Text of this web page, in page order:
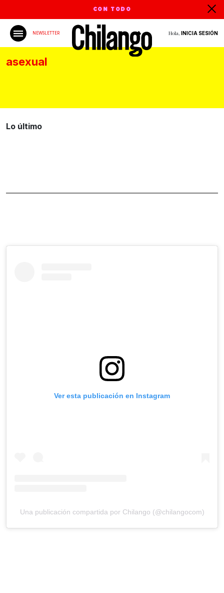
CON TODO
NEWSLETTER Hola, INICIA SESIÓN
asexual
Lo último
Ver esta publicación en Instagram
Una publicación compartida por Chilango (@chilangocom)